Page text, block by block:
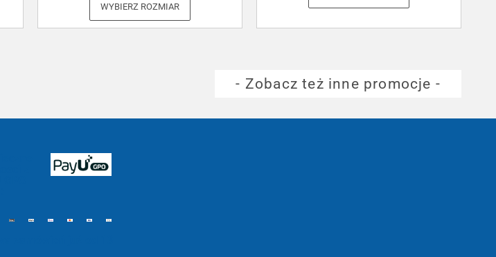
WYBIERZ ROZMIAR
- Zobacz też inne promocje -